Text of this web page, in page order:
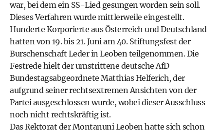
war, bei dem ein SS-Lied gesungen worden sein soll.
Dieses Verfahren wurde mittlerweile eingestellt.
Hunderte Korporierte aus Österreich und Deutschland
hatten von 19. bis 21. Juni am 40. Stiftungsfest der
Burschenschaft Leder in Leoben teilgenommen. Die
Festrede hielt der umstrittene deutsche AfD-
Bundestagsabgeordnete Matthias Helferich, der
aufgrund seiner rechtsextremen Ansichten von der
Partei ausgeschlossen wurde, wobei dieser Ausschluss
noch nicht rechtskräftig ist.
Das Rektorat der Montanuni Leoben hatte sich schon